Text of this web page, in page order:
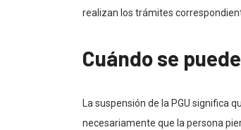
realizan los trámites
Cuándo se
La suspensión de la PGU significa
necesariamente que la persona